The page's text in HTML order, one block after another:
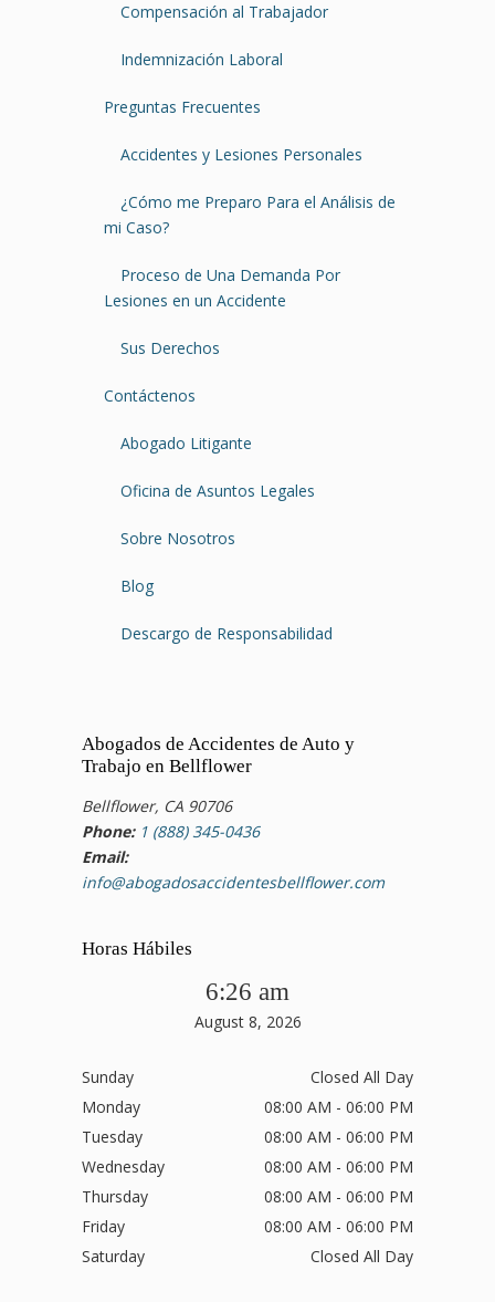
Compensación al Trabajador
Indemnización Laboral
Preguntas Frecuentes
Accidentes y Lesiones Personales
¿Cómo me Preparo Para el Análisis de
mi Caso?
Proceso de Una Demanda Por
Lesiones en un Accidente
Sus Derechos
Contáctenos
Abogado Litigante
Oficina de Asuntos Legales
Sobre Nosotros
Blog
Descargo de Responsabilidad
Abogados de Accidentes de Auto y
Trabajo en Bellflower
Bellflower, CA 90706
Phone: 1 (888) 345-0436
Email:
info@abogadosaccidentesbellflower.com
Horas Hábiles
6:26 am
August 8, 2026
Sunday
Closed All Day
Monday
08:00 AM - 06:00 PM
Tuesday
08:00 AM - 06:00 PM
Wednesday
08:00 AM - 06:00 PM
Thursday
08:00 AM - 06:00 PM
Friday
08:00 AM - 06:00 PM
Saturday
Closed All Day